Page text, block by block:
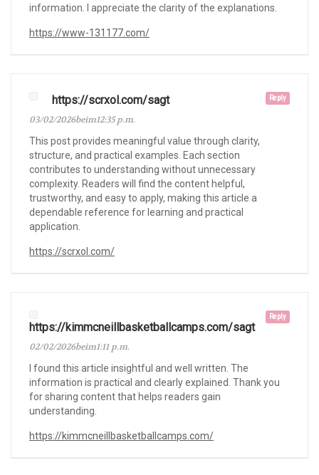
information. I appreciate the clarity of the explanations.
https://www-131177.com/
Reply
https://scrxol.com/sagt
03/02/2026beim12:35 p.m.
This post provides meaningful value through clarity,
structure, and practical examples. Each section
contributes to understanding without unnecessary
complexity. Readers will find the content helpful,
trustworthy, and easy to apply, making this article a
dependable reference for learning and practical
application.
https://scrxol.com/
Reply
https://kimmcneillbasketballcamps.com/sagt
02/02/2026beim1:11 p.m.
I found this article insightful and well written. The
information is practical and clearly explained. Thank you
for sharing content that helps readers gain
understanding.
https://kimmcneillbasketballcamps.com/